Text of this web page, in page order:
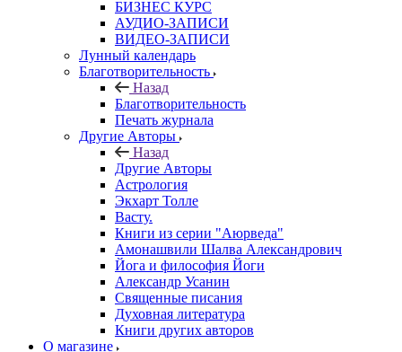
БИЗНЕС КУРС
АУДИО-ЗАПИСИ
ВИДЕО-ЗАПИСИ
Лунный календарь
Благотворительность
Назад
Благотворительность
Печать журнала
Другие Aвторы
Назад
Другие Aвторы
Астрология
Экхарт Толле
Васту.
Книги из серии "Аюрведа"
Амонашвили Шалва Александрович
Йога и философия Йоги
Александр Усанин
Священные писания
Духовная литература
Книги других авторов
О магазине